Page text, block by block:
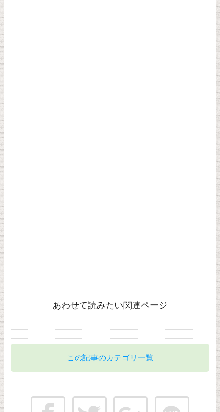
あわせて読みたい関連ページ
この記事のカテゴリ一覧